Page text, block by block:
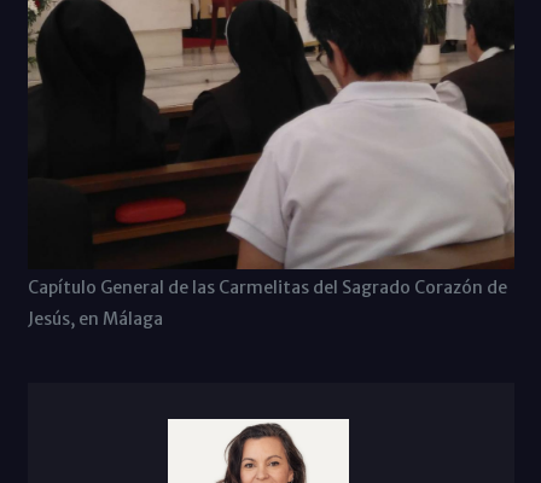
Capítulo General de las Carmelitas del Sagrado Corazón de
Jesús, en Málaga